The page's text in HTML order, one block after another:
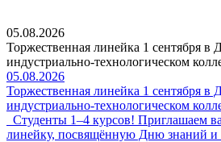
05.08.2026
Торжественная линейка 1 сентября в
индустриально-технологическом
05.08.2026
Торжественная линейка 1 сентября в
индустриально-технологическом
Студенты 1–4 курсов! Приглашаем
линейку, посвящённую Дню знаний и